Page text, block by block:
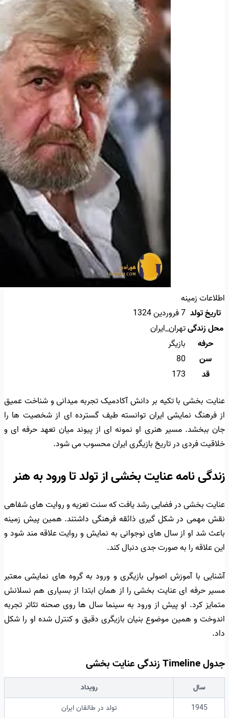
اطلاعات زمینه
تاریخ تولد 7 فروردین 1324
محل زندگیتهران_ایران
حرفه
بازیگر
سن
80
قد
173
عنایت بخشی با تکیه بر دانش آکادمیک تجربه میدانی و شناخت عمیق
از فرهنگ نمایشی ایران توانسته طیف گسترده ای از شخصیت ها را
جان ببخشد. مسیر هنری او نمونه ای از پیوند میان تعهد حرفه ای و
خلاقیت فردی در تاریخ بازیگری ایران محسوب می شود.
زندگی نامه عنایت بخشی از تولد تا ورود به هنر
عنایت بخشی در فضایی رشد یافت که سنت تعزیه و روایت های شفاهی
نقش مهمی در شکل گیری ذائقه فرهنگی داشتند. همین پیش زمینه
باعث شد او از سال های نوجوانی به نمایش و روایت علاقه مند شود و
این علاقه را به صورت جدی دنبال کند.
آشنایی با آموزش اصولی بازیگری و ورود به گروه های نمایشی معتبر
مسیر حرفه ای عنایت بخشی را از همان ابتدا از بسیاری هم نسلانش
متمایز کرد. او پیش از ورود به سینما سال ها روی صحنه تئاتر تجربه
اندوخت و همین موضوع بنیان بازیگری دقیق و کنترل شده او را شکل
داد.
جدول Timeline زندگی عنایت بخشی
سال
رویداد
1945
تولد در طالقان ایران